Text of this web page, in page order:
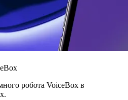
робота VoiceBox в